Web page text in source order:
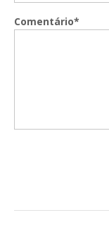
Comentário*